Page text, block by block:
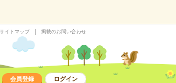
サイトマップ 掲載のお問い合わせ
会員登録 ログイン